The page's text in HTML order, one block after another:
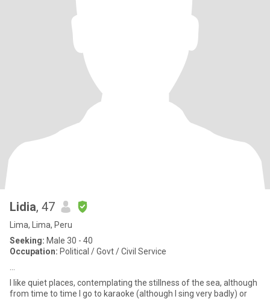
Lidia, 47
Lima, Lima, Peru
Seeking: Male 30 - 40
Occupation: Political / Govt / Civil Service
I like quiet places, contemplating the stillness of the sea, although
from time to time I go to karaoke (although I sing very badly) or